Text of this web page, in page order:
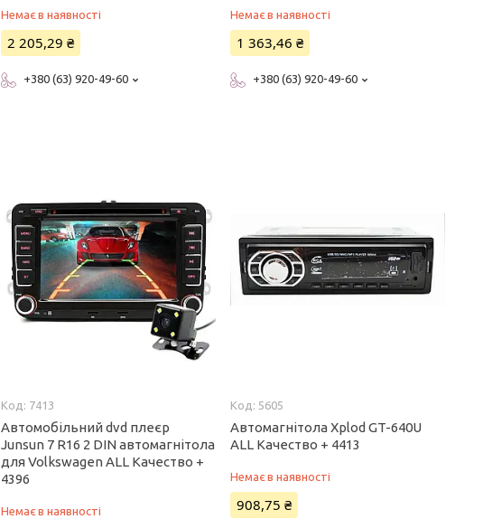
Немає в наявності
2 205,29 ₴
+380 (63) 920-49-60
Немає в наявності
1 363,46 ₴
+380 (63) 920-49-60
7413
Автомобільний dvd плеєр
Junsun 7 R16 2 DIN автомагнітола
для Volkswagen ALL Качество +
4396
Немає в наявності
5605
Автомагнітола Xplod GT-640U
ALL Качество + 4413
Немає в наявності
908,75 ₴